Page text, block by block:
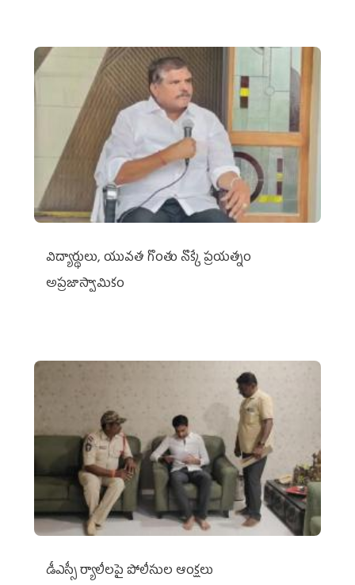
విద్యార్థులు, యువత గొంతు నొక్కే ప్రయత్నం
అప్రజాస్వామికం
డీఎస్సీ ర్యాలీలపై పోలీసుల ఆంక్షలు